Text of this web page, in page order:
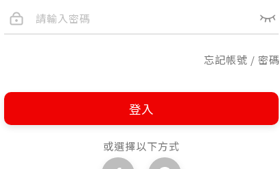
忘記帳號 / 密碼
登入
或選擇以下方式